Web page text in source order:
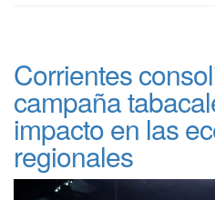
Corrientes
campaña
impacto en las
regionales